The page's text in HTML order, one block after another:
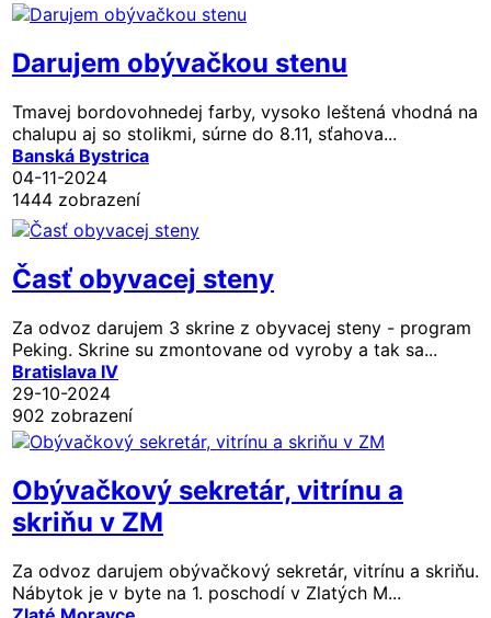
Darujem obývačkou stenu
Tmavej bordovohnedej farby, vysoko leštená vhodná na
chalupu aj so stolikmi, súrne do 8.11, sťahova...
Banská Bystrica
04-11-2024
1444 zobrazení
Časť obyvacej steny
Za odvoz darujem 3 skrine z obyvacej steny - program
Peking. Skrine su zmontovane od vyroby a tak sa...
Bratislava IV
29-10-2024
902 zobrazení
Obývačkový sekretár, vitrínu a
skriňu v ZM
Za odvoz darujem obývačkový sekretár, vitrínu a skriňu.
Nábytok je v byte na 1. poschodí v Zlatých M...